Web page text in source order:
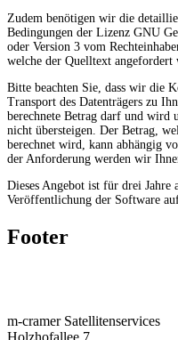
Zudem benötigen wir die
Bedingungen der Lizenz GNU
oder Version 3 vom
welche der Quelltext
Bitte beachten Sie, dass wir die
Transport des Datenträgers zu
berechnete Betrag darf und wird
nicht übersteigen. Der Betrag,
berechnet wird, kann abhängig
der Anforderung werden wir
Dieses Angebot ist für drei
Veröffentlichung der Software
Footer
m‑cramer Satel­li­ten­ser­vices